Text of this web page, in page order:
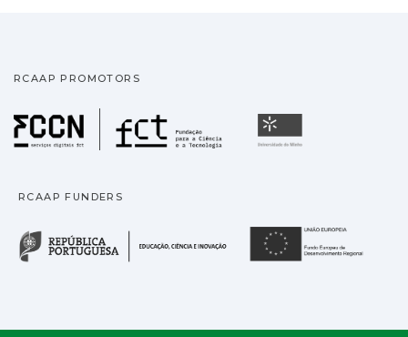
RCAAP PROMOTORS
Fundação para a
RCAAP FUNDERS
República Portuguesa